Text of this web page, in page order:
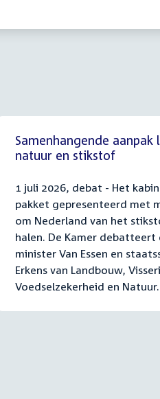
Samenhangende aanpak
natuur en stikstof
1 juli 2026, debat - Het
pakket gepresenteerd met
om Nederland van het
halen. De Kamer debatteert
minister Van Essen en
Erkens van Landbouw,
Voedselzekerheid en Natuur.